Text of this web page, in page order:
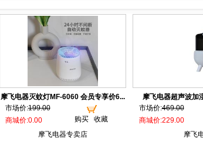
摩飞电器灭蚊灯MF-6060 会员专享价6...
市场价:199.00
购买
收藏
商城价:0.00
摩飞电器专卖店
摩飞电器超声波加
市场价:469.00
商城价:229.00
摩飞